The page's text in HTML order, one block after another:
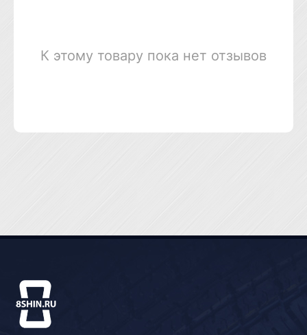
К этому товару пока нет отзывов